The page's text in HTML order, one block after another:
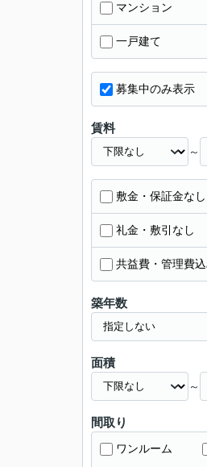
マンション
一戸建て
募集中のみ表示
賃料
～
敷金・保証金なし
礼金・敷引なし
共益費・管理費
築年数
面積
～
間取り
ワンルーム